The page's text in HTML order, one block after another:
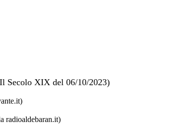
Secolo XIX del 06/10/2023)
radioaldebaran.it)